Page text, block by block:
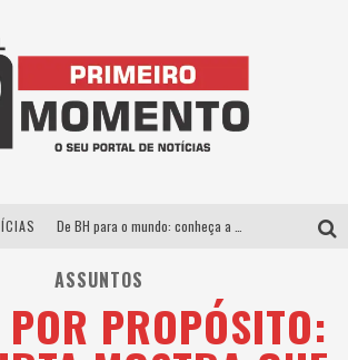
Exposição “Habitante – Registros de um Bolinho pela Cidade”, de Raquel Bolinho, ocupa a PQNA Galeria Pedro Moraleida, no Palácio das Artes
ASSUNTOS
POR PROPÓSITO: